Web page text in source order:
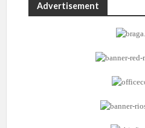
Advertisement